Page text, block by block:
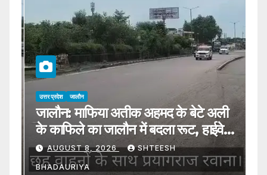
उत्तर प्रदेश जालौन
जालौन: माफिया अतीक अहमद के बेटे अली
के काफिले का जालौन में बदला रूट, हाईवे से
प्रयागराज रवाना
AUGUST 8, 2026 SHTEESH
BHADAURIYA